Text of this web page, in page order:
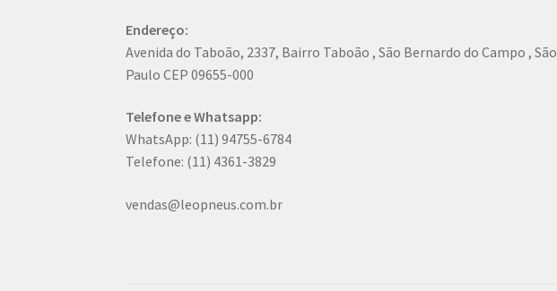
Endereço:
Avenida do Taboão, 2337, Bairro Taboão , São Bernardo do Campo , São
Paulo CEP 09655-000
Telefone e Whatsapp:
WhatsApp: (11) 94755-6784
Telefone: (11) 4361-3829
vendas@leopneus.com.br